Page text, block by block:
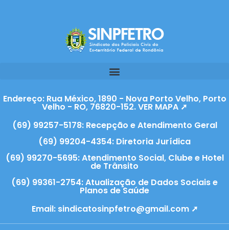
Endereço: Rua México, 1890 - Nova Porto Velho, Porto
Velho - RO, 76820-152. VER MAPA ➚
(69) 99257-5178: Recepção e Atendimento Geral
(69) 99204-4354: Diretoria Jurídica
(69) 99270-5695: Atendimento Social, Clube e Hotel
de Trânsito
(69) 99361-2754: Atualização de Dados Sociais e
Planos de Saúde
Email: sindicatosinpfetro@gmail.com ➚